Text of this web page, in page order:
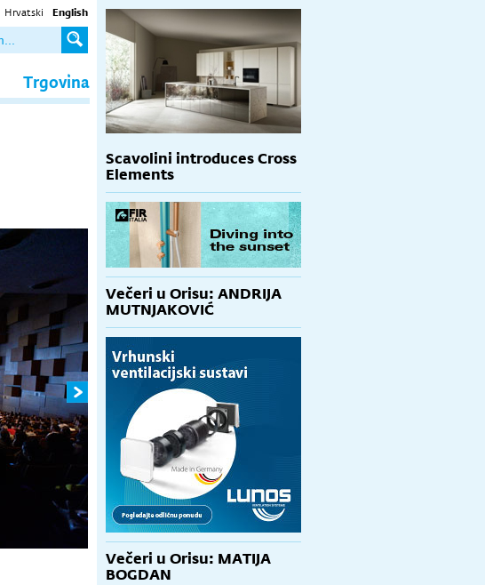
Hrvatski English
Trgovina
Scavolini introduces Cross
Elements
Večeri u Orisu: ANDRIJA
MUTNJAKOVIĆ
Večeri u Orisu: MATIJA
BOGDAN